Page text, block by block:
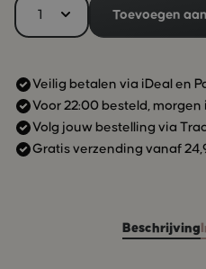
voor krullen of haar met een
handdoekdroog haar en föhn
grondstoffen van eigen
jouw haar. Dat is echt mooi.
Toevoegen
Veilig betalen via iDeal en
Voor 22:00 besteld, morgen
Volg jouw bestelling via
Gratis verzending vanaf
Beschrijving